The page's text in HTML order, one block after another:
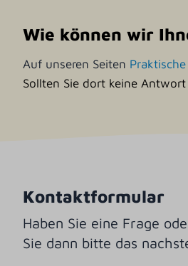
Wie können wir
Auf unseren Seiten
Sollten Sie dort keine
Kontaktformular
Haben Sie eine Frage
Sie dann bitte das